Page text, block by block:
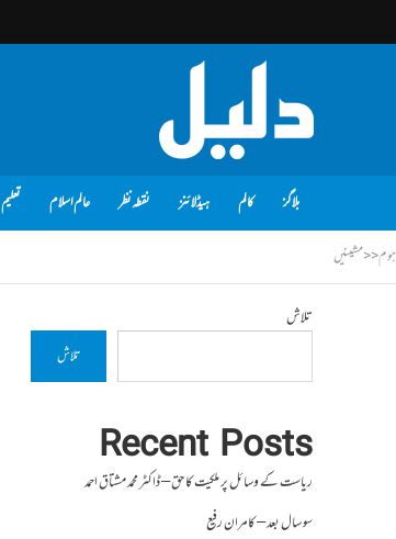
بلاگز کالم ہیڈلائنز نقطہ نظر عالم اسلام تعلیم
ہوم<<مشینیں
تلاش
تلاش
Recent Posts
ریاست کے وسائل پر ملکیت کا حق – ڈاکٹر محمد مشتاق احمد
سو سال بعد – کامران رفیع